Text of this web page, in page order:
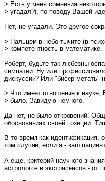
> Есть у меня сомнения
> угадал?), по поводу Вашей
Нет, не угадали. Это другое
> Пальцем в небо тычите (в
> компетентность в математике.
Роберт, будьте так любезны
симпатии. Ну или
дискуссии? Или "бисер метать"
> Что имеет отношение к науке,
> было. Завидую немного.
Да нет, не было откровений.
обоснованиях своей позиции.
В то время как идентификация,
том случае, если я - ваш
А еще, критерий научного
астрологов и экстрасенсов - от